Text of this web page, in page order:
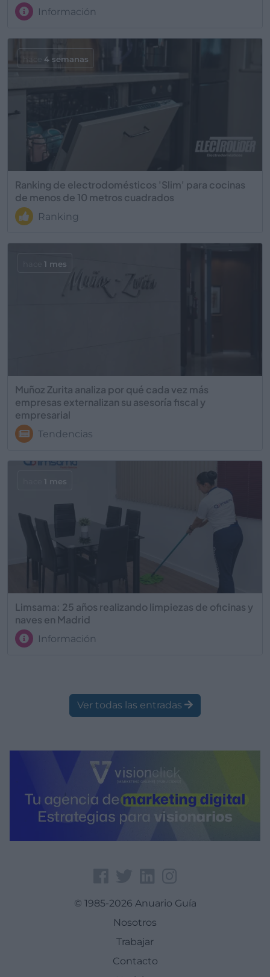
Información
Ranking de electrodomésticos 'Slim' para cocinas
de menos de 10 metros cuadrados
Ranking
4 semanas
Muñoz Zurita analiza por qué cada vez más
empresas externalizan su asesoría fiscal y
empresarial
Tendencias
1 mes
Limsama: 25 años realizando limpiezas de oficinas y
naves en Madrid
Información
1 mes
Ver todas las entradas
© 1985-2026 Anuario Guía
Nosotros
Trabajar
Contacto